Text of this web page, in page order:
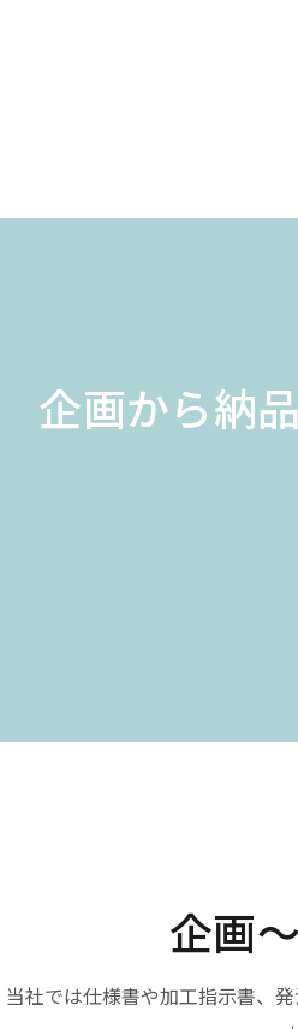
企画から納
企画
当社では仕様書や加工指示書、